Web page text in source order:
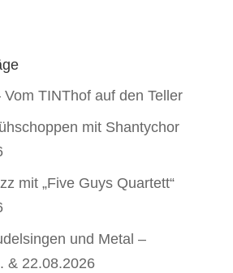
TINThof auf den Teller
mit Shantychor
mit „Five Guys Quartett“
und Metal –
& 22.08.2026